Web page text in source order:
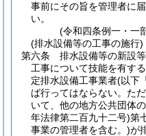
事前にその旨を管理者に
い。
(令和四条例一・一
(排水設備等の工事の施行)
第六条
排水設備等の新設
工事について技能を有す
定排水設備工事業者(以下
ば行ってはならない。 た
いて、他の地方公共団体
年法律第二百九十二号)第
事業の管理者を含む。)が